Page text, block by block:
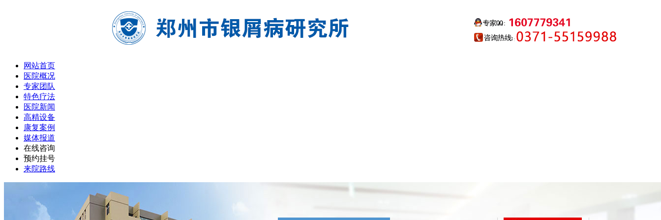
网站首页
医院概况
专家团队
特色疗法
医院新闻
高精设备
康复案例
媒体报道
在线咨询
预约挂号
来院路线